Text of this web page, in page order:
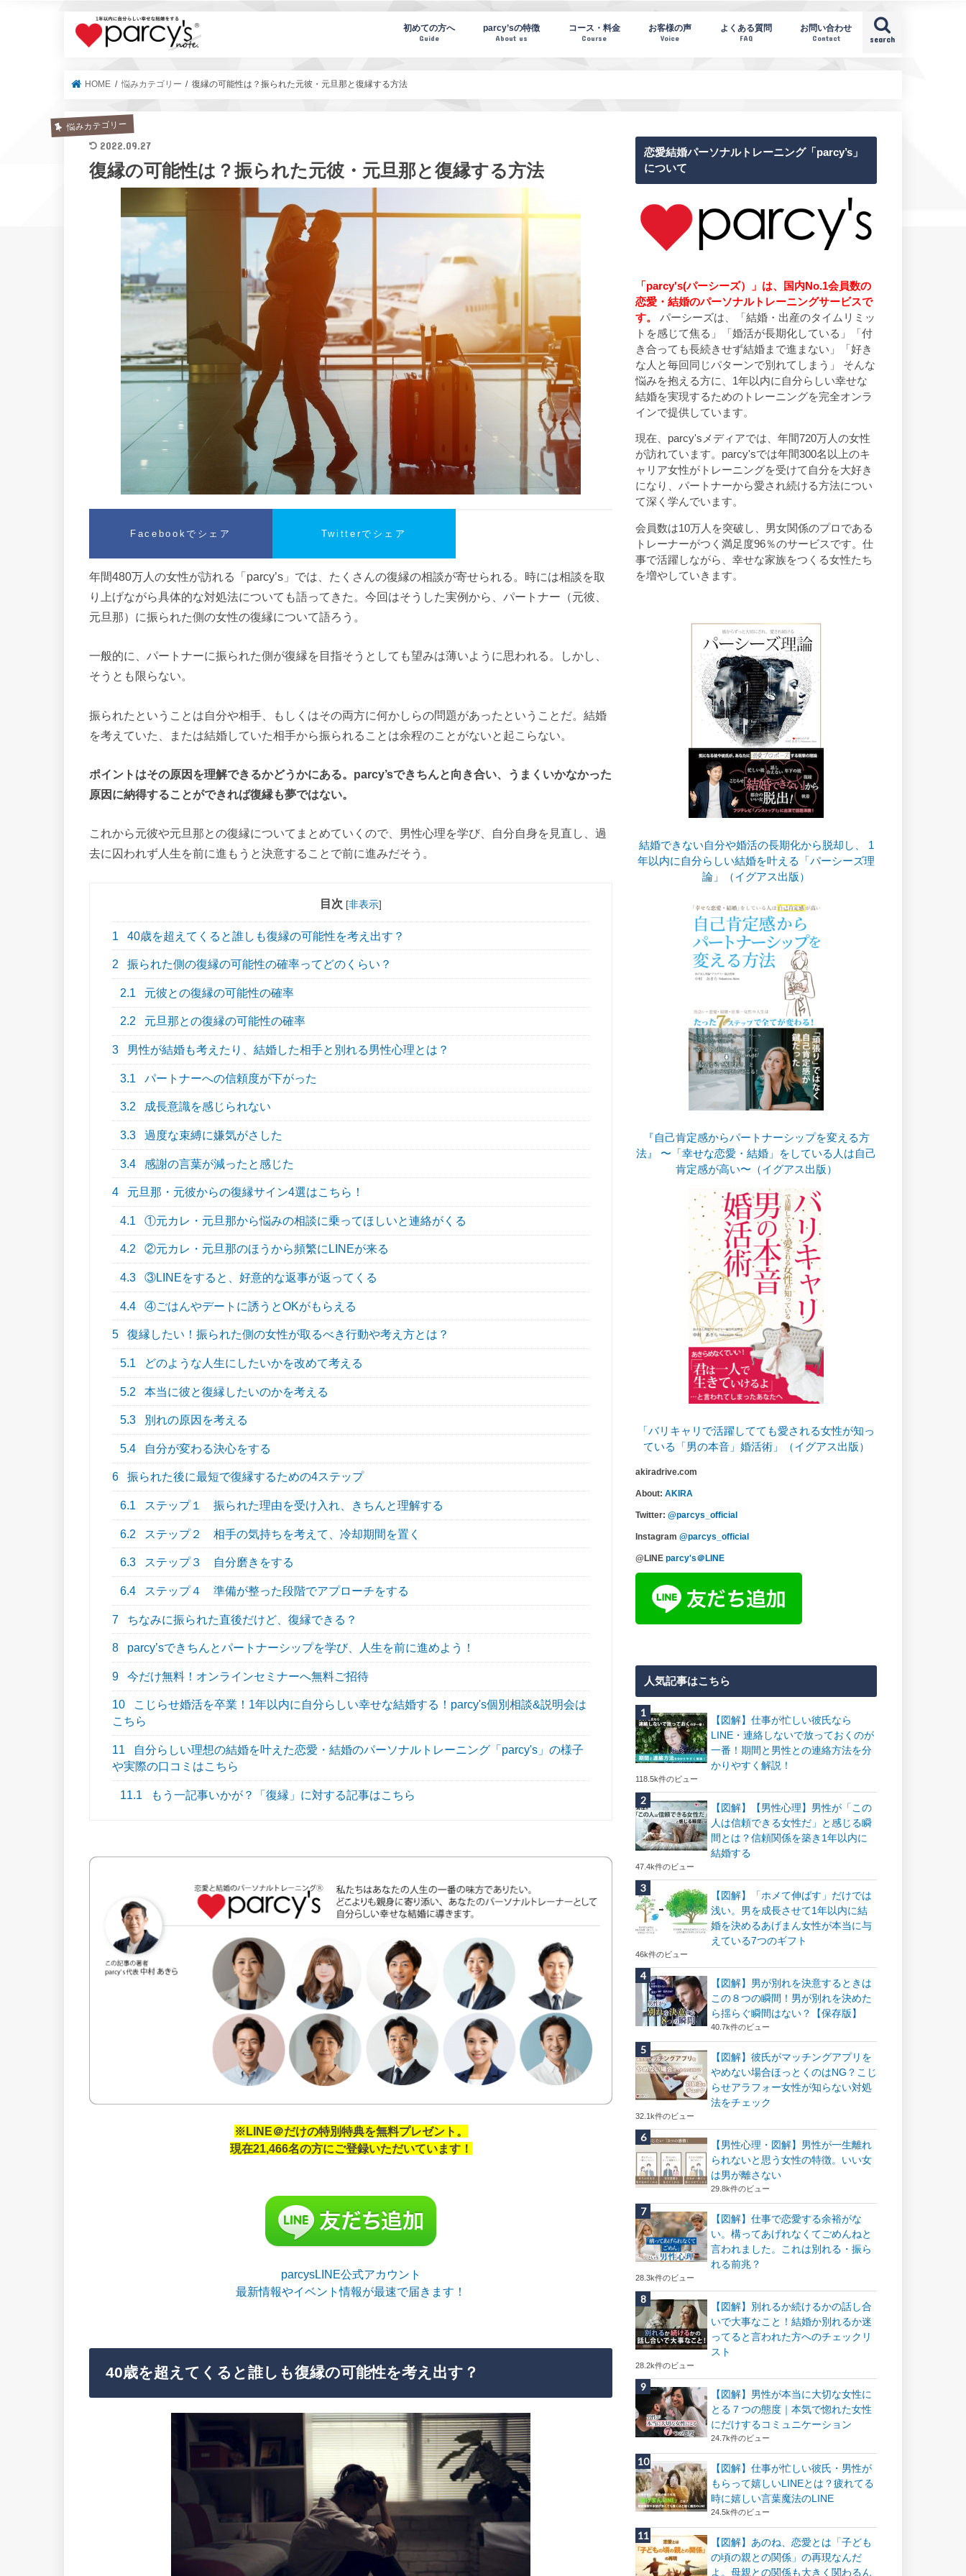
parcy's note(パーシーズノート) search
初めての方へ
Guide
parcy’sの特徴
About us
コース・料金
Course
お客様の声
Voice
よくある質問
FAQ
お問い合わせ
Contact
HOME 悩みカテゴリー 復縁の可能性は？振られた元彼・元旦那と復縁する方法
悩みカテゴリー
2022.09.27
復縁の可能性は？振られた元彼・元旦那と復縁する方法
Facebookでシェア Twitterでシェア
年間480万人の女性が訪れる「parcy’s」では、たくさんの復縁の相談が寄せられる。時には相談を取
り上げながら具体的な対処法についても語ってきた。今回はそうした実例から、パートナー（元彼、
元旦那）に振られた側の女性の復縁について語ろう。
一般的に、パートナーに振られた側が復縁を目指そうとしても望みは薄いように思われる。しかし、
そうとも限らない。
振られたということは自分や相手、もしくはその両方に何かしらの問題があったということだ。結婚
を考えていた、または結婚していた相手から振られることは余程のことがないと起こらない。
ポイントはその原因を理解できるかどうかにある。parcy’sできちんと向き合い、うまくいかなかった
原因に納得することができれば復縁も夢ではない。
これから元彼や元旦那との復縁についてまとめていくので、男性心理を学び、自分自身を見直し、過
去に囚われず人生を前に進もうと決意することで前に進みだそう。
目次 [非表示]
1 40歳を超えてくると誰しも復縁の可能性を考え出す？
2 振られた側の復縁の可能性の確率ってどのくらい？
2.1 元彼との復縁の可能性の確率
2.2 元旦那との復縁の可能性の確率
3 男性が結婚も考えたり、結婚した相手と別れる男性心理とは？
3.1 パートナーへの信頼度が下がった
3.2 成長意識を感じられない
3.3 過度な束縛に嫌気がさした
3.4 感謝の言葉が減ったと感じた
4 元旦那・元彼からの復縁サイン4選はこちら！
4.1 ①元カレ・元旦那から悩みの相談に乗ってほしいと連絡がくる
4.2 ②元カレ・元旦那のほうから頻繁にLINEが来る
4.3 ③LINEをすると、好意的な返事が返ってくる
4.4 ④ごはんやデートに誘うとOKがもらえる
5 復縁したい！振られた側の女性が取るべき行動や考え方とは？
5.1 どのような人生にしたいかを改めて考える
5.2 本当に彼と復縁したいのかを考える
5.3 別れの原因を考える
5.4 自分が変わる決心をする
6 振られた後に最短で復縁するための4ステップ
6.1 ステップ１ 振られた理由を受け入れ、きちんと理解する
6.2 ステップ２ 相手の気持ちを考えて、冷却期間を置く
6.3 ステップ３ 自分磨きをする
6.4 ステップ４ 準備が整った段階でアプローチをする
7 ちなみに振られた直後だけど、復縁できる？
8 parcy’sできちんとパートナーシップを学び、人生を前に進めよう！
9 今だけ無料！オンラインセミナーへ無料ご招待
10
こじらせ婚活を卒業！1年以内に自分らしい幸せな結婚する！parcy's個別相談&説明会は
こちら
11
自分らしい理想の結婚を叶えた恋愛・結婚のパーソナルトレーニング「parcy's」の様子
や実際の口コミはこちら
11.1 もう一記事いかが？「復縁」に対する記事はこちら
※LINE＠だけの特別特典を無料プレゼント。
現在21,466名の方にご登録いただいています！
parcysLINE公式アカウント
最新情報やイベント情報が最速で届きます！
40歳を超えてくると誰しも復縁の可能性を考え出す？
恋愛結婚パーソナルトレーニング「parcy’s」
について
「parcy's(パーシーズ）」は、国内No.1会員数の
恋愛・結婚のパーソナルトレーニングサービスで
す。
パーシーズは、「結婚・出産のタイムリミッ
トを感じて焦る」「婚活が長期化している」「付
き合っても長続きせず結婚まで進まない」「好き
な人と毎回同じパターンで別れてしまう」 そんな
悩みを抱える方に、1年以内に自分らしい幸せな
結婚を実現するためのトレーニングを完全オンラ
インで提供しています。
現在、parcy'sメディアでは、年間720万人の女性
が訪れています。parcy'sでは年間300名以上のキ
ャリア女性がトレーニングを受けて自分を大好き
になり、パートナーから愛され続ける方法につい
て深く学んでいます。
会員数は10万人を突破し、男女関係のプロである
トレーナーがつく満足度96％のサービスです。仕
事で活躍しながら、幸せな家族をつくる女性たち
を増やしていきます。
結婚できない自分や婚活の長期化から脱却し、 1
年以内に自分らしい結婚を叶える「パーシーズ理
論」（イグアス出版）
『自己肯定感からパートナーシップを変える方
法』 〜「幸せな恋愛・結婚」をしている人は自己
肯定感が高い〜（イグアス出版）
「バリキャリで活躍してても愛される女性が知っ
ている「男の本音」婚活術」（イグアス出版）
akiradrive.com
About: AKIRA
Twitter: @parcys_official
Instagram @parcys_official
@LINE parcy's＠LINE
人気記事はこちら
【図解】仕事が忙しい彼氏なら
LINE・連絡しないで放っておくのが
一番！期間と男性との連絡方法を分
かりやすく解説！
118.5k件のビュー
【図解】【男性心理】男性が「この
人は信頼できる女性だ」と感じる瞬
間とは？信頼関係を築き1年以内に
結婚する
47.4k件のビュー
【図解】「ホメて伸ばす」だけでは
浅い。男を成長させて1年以内に結
婚を決めるあげまん女性が本当に与
えている7つのギフト
46k件のビュー
【図解】男が別れを決意するときは
この８つの瞬間！男が別れを決めた
ら揺らぐ瞬間はない？【保存版】
40.7k件のビュー
【図解】彼氏がマッチングアプリを
やめない場合ほっとくのはNG？こじ
らせアラフォー女性が知らない対処
法をチェック
32.1k件のビュー
【男性心理・図解】男性が一生離れ
られないと思う女性の特徴。いい女
は男が離さない
29.8k件のビュー
【図解】仕事で恋愛する余裕がな
い。構ってあげれなくてごめんねと
言われました。これは別れる・振ら
れる前兆？
28.3k件のビュー
【図解】別れるか続けるかの話し合
いで大事なこと！結婚か別れるか迷
ってると言われた方へのチェックリ
スト
28.2k件のビュー
【図解】男性が本当に大切な女性に
とる７つの態度｜本気で惚れた女性
にだけするコミュニケーション
24.7k件のビュー
【図解】仕事が忙しい彼氏・男性が
もらって嬉しいLINEとは？疲れてる
時に嬉しい言葉魔法のLINE
24.5k件のビュー
【図解】あのね、恋愛とは「子ども
の頃の親との関係」の再現なんだ
よ。母親との関係も大きく関わるん